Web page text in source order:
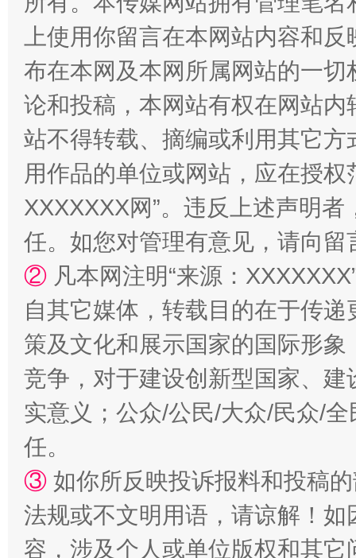
扯下公款旅游的“隐身衣” 如何以
“蜀中异人”王建安的艺术幻境
上使用你留言在本网站内容和
布在本网及本网所属网站的一
论和投稿，本网站有权在网站
站不得转载、摘编或利用其它
用作品的单位或网站，应在授
XXXXXXX网”。违反上述声明
任。如您对管理有意见，请向
② 凡本网注明“来源：
自其它媒体，转载目的在于传
策及文化和展示国家的国际形
竞争，对于建设创新型国家、
实意义；公众/公民/大众/民众/
任。
③ 如你所反映投诉报料和投稿
法规或不文明用语，请谅解！
容，涉及个人或单位版权和其它